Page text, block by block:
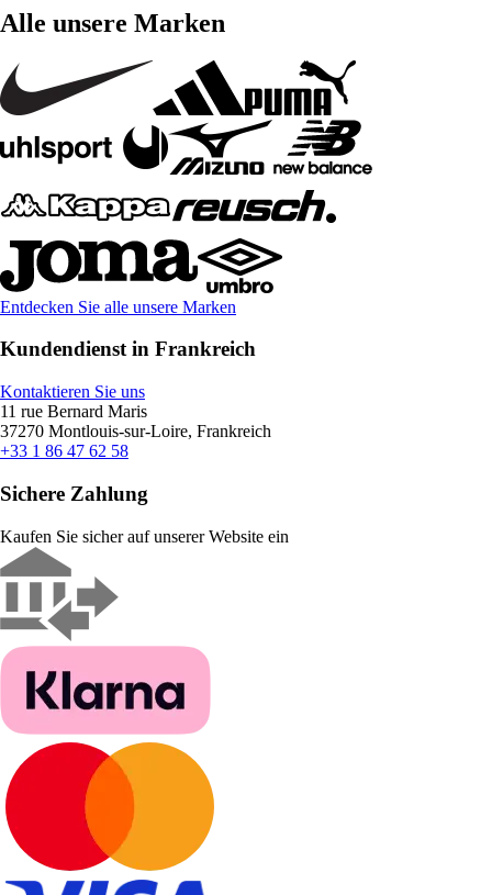
Alle unsere Marken
Entdecken Sie alle unsere Marken
Kundendienst in Frankreich
Kontaktieren Sie uns
11 rue Bernard Maris
37270 Montlouis-sur-Loire, Frankreich
+33 1 86 47 62 58
Sichere Zahlung
Kaufen Sie sicher auf unserer Website ein